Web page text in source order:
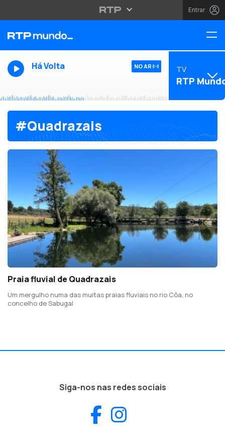
Entrar
Há Volta NO AR TV
RTP
#Quadrazais
Praia fluvial de Quadrazais
Um mergulho numa das muitas praias fluviais no rio Côa, no
concelho de Sabugal
Siga-nos nas redes sociais
Facebook